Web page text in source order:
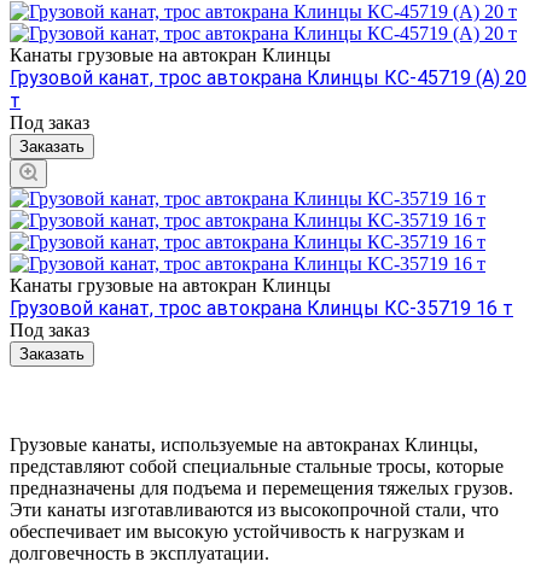
Канаты грузовые на автокран Клинцы
Грузовой канат, трос автокрана Клинцы КС-45719 (А) 20
т
Под заказ
Заказать
Канаты грузовые на автокран Клинцы
Грузовой канат, трос автокрана Клинцы КС-35719 16 т
Под заказ
Заказать
Грузовые канаты, используемые на автокранах Клинцы,
представляют собой специальные стальные тросы, которые
предназначены для подъема и перемещения тяжелых грузов.
Эти канаты изготавливаются из высокопрочной стали, что
обеспечивает им высокую устойчивость к нагрузкам и
долговечность в эксплуатации.